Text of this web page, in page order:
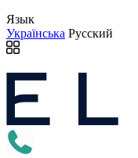
Язык
Українська Русский